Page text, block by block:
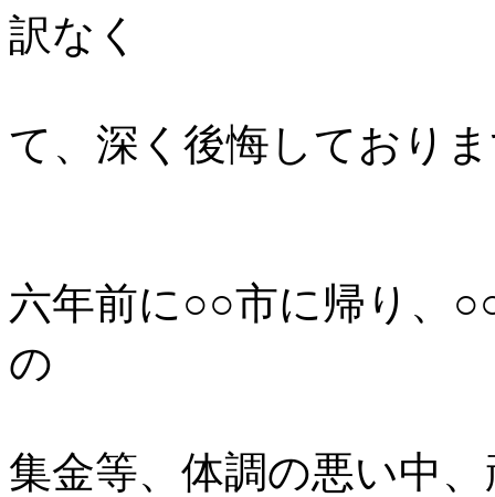
訳なく
て、深く後悔しており
六年前に○○市に帰り、
の
集金等、体調の悪い中